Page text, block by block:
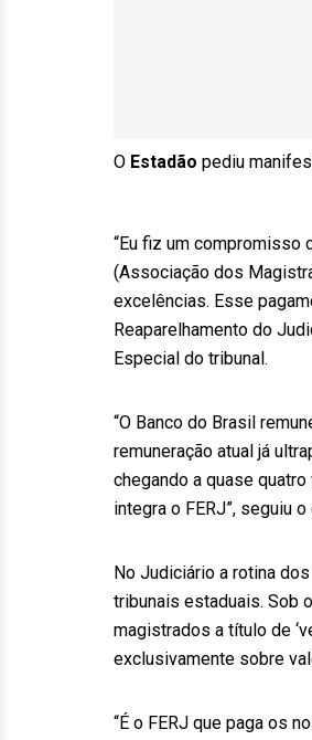
O Estadão pediu
“Eu fiz um
(Associação dos
excelências. Esse
Reaparelhamento do
Especial do tribunal.
“O Banco do Brasil
remuneração atual já
chegando a quase
integra o FERJ”, seguiu
No Judiciário a rotina
tribunais estaduais. Sob
magistrados a título de
exclusivamente sobre
“É o FERJ que paga os